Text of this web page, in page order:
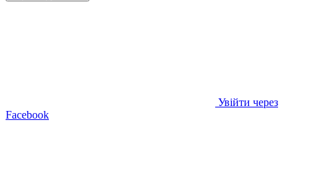
Увійти через
Facebook